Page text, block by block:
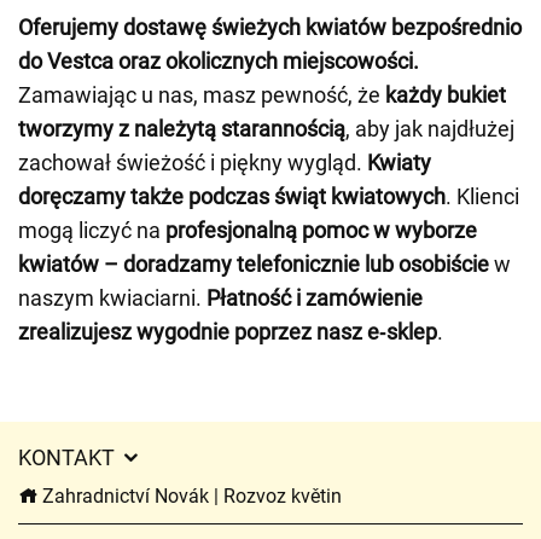
Oferujemy dostawę świeżych kwiatów bezpośrednio
do Vestca oraz okolicznych miejscowości.
Zamawiając u nas, masz pewność, że każdy bukiet
tworzymy z należytą starannością, aby jak najdłużej
zachował świeżość i piękny wygląd. Kwiaty
doręczamy także podczas świąt kwiatowych. Klienci
mogą liczyć na profesjonalną pomoc w wyborze
kwiatów – doradzamy telefonicznie lub osobiściew
naszym kwiaciarni. Płatność i zamówienie
zrealizujesz wygodnie poprzez nasz e‑sklep.
KONTAKT
Zahradnictví Novák | Rozvoz květin